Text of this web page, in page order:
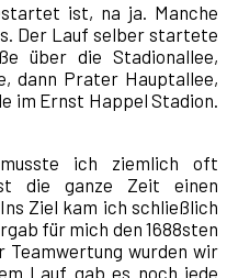
ist, na ja. Manche
Der Lauf selber startete
über die Stadionallee,
dann Prater Hauptallee,
im Ernst Happel Stadion.
ich ziemlich oft
die ganze Zeit einen
Ziel kam ich schließlich
für mich den 1688sten
Teamwertung wurden wir
Lauf gab es noch jede